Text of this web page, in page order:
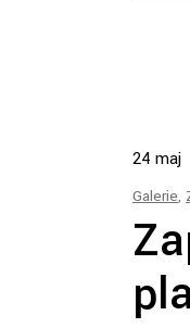
24 maj
Galerie,